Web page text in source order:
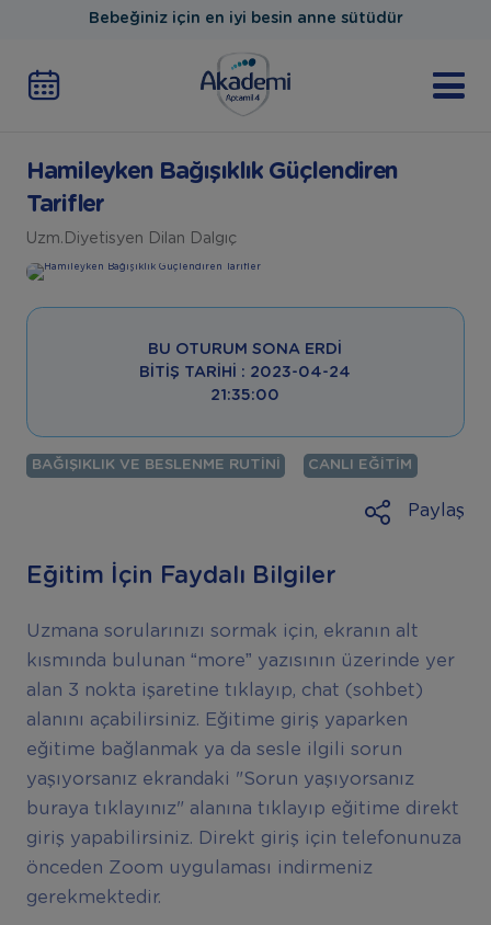
Bebeğiniz için en iyi besin anne sütüdür
Hamileyken Bağışıklık Güçlendiren
Tarifler
Uzm.Diyetisyen Dilan Dalgıç
BU OTURUM SONA ERDI
BITIŞ TARIHI : 2023-04-24
21:35:00
BAĞIŞIKLIK VE BESLENME RUTINI CANLI EĞITIM
Paylaş
Eğitim İçin Faydalı Bilgiler
Uzmana sorularınızı sormak için, ekranın alt
kısmında bulunan “more” yazısının üzerinde yer
alan 3 nokta işaretine tıklayıp, chat (sohbet)
alanını açabilirsiniz. Eğitime giriş yaparken
eğitime bağlanmak ya da sesle ilgili sorun
yaşıyorsanız ekrandaki "Sorun yaşıyorsanız
buraya tıklayınız" alanına tıklayıp eğitime direkt
giriş yapabilirsiniz. Direkt giriş için telefonunuza
önceden Zoom uygulaması indirmeniz
gerekmektedir.